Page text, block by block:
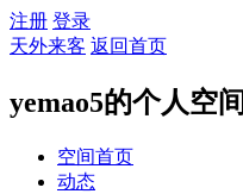
注册 登录
天外来客 返回首页
yemao5的个人空间
空间首页
动态